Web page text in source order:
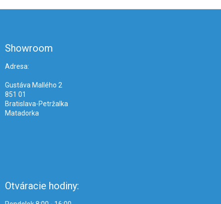
Showroom
Adresa:
Gustáva Mallého 2
851 01
Bratislava-Petržalka
Matadorka
Otváracie hodiny: